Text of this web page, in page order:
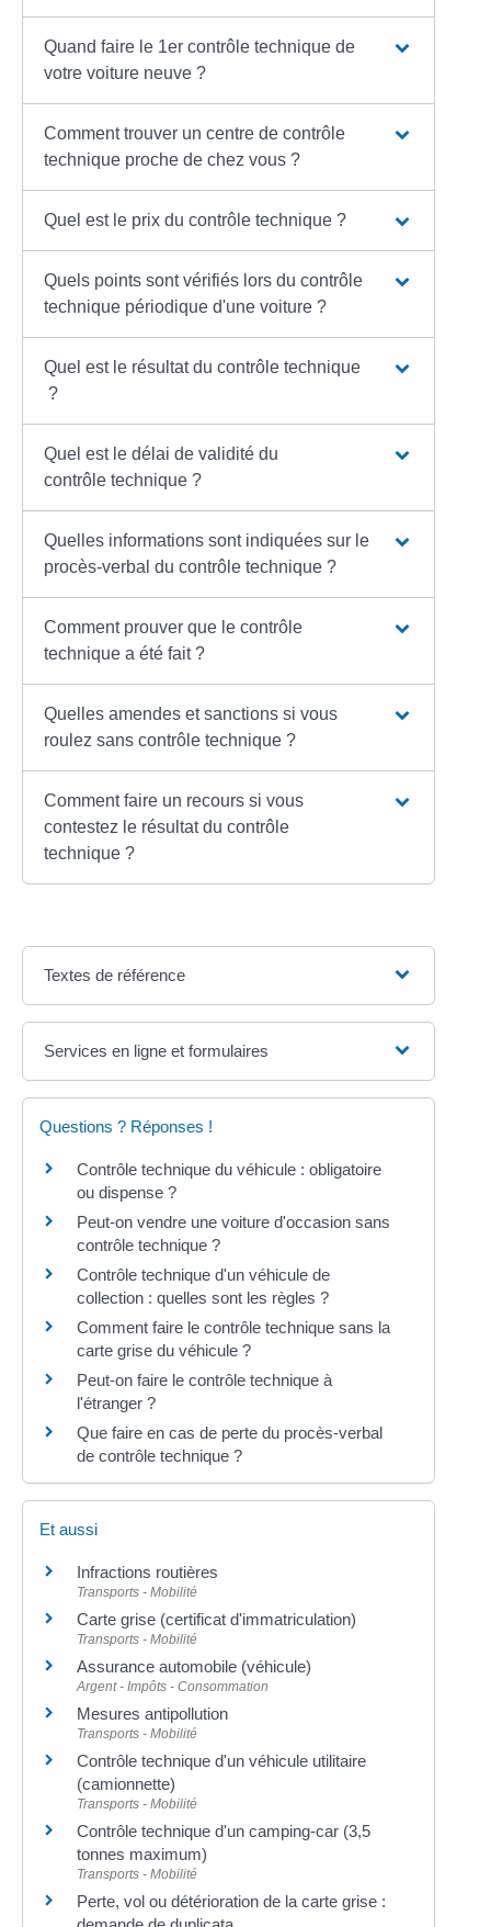
Quand faire le 1er contrôle technique de
votre voiture neuve ?
Comment trouver un centre de contrôle
technique proche de chez vous ?
Quel est le prix du contrôle technique ?
Quels points sont vérifiés lors du contrôle
technique périodique d'une voiture ?
Quel est le résultat du contrôle technique
?
Quel est le délai de validité du
contrôle technique ?
Quelles informations sont indiquées sur le
procès-verbal du contrôle technique ?
Comment prouver que le contrôle
technique a été fait ?
Quelles amendes et sanctions si vous
roulez sans contrôle technique ?
Comment faire un recours si vous
contestez le résultat du contrôle
technique ?
Textes de référence
Services en ligne et formulaires
Questions ? Réponses !
Contrôle technique du véhicule : obligatoire
ou dispense ?
Peut-on vendre une voiture d'occasion sans
contrôle technique ?
Contrôle technique d'un véhicule de
collection : quelles sont les règles ?
Comment faire le contrôle technique sans la
carte grise du véhicule ?
Peut-on faire le contrôle technique à
l'étranger ?
Que faire en cas de perte du procès-verbal
de contrôle technique ?
Et aussi
Infractions routières
Transports - Mobilité
Carte grise (certificat d'immatriculation)
Transports - Mobilité
Assurance automobile (véhicule)
Argent - Impôts - Consommation
Mesures antipollution
Transports - Mobilité
Contrôle technique d'un véhicule utilitaire
(camionnette)
Transports - Mobilité
Contrôle technique d'un camping-car (3,5
tonnes maximum)
Transports - Mobilité
Perte, vol ou détérioration de la carte grise :